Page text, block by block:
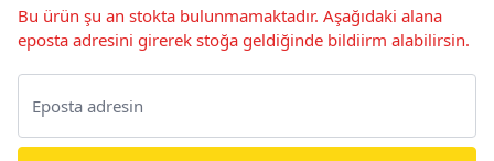
Bu ürün şu an stokta bulunmamaktadır. Aşağıdaki alana
eposta adresini girerek stoğa geldiğinde bildiirm alabilirsin.